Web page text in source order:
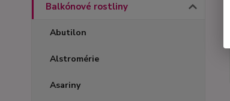
Balkónové rostliny
Abutilon
Alstromérie
Asariny